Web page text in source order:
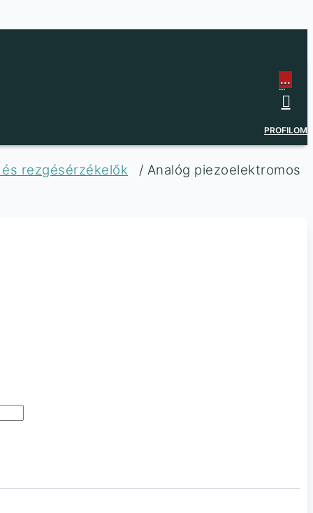
...
...
PROFILOM
rezgésérzékelők / Analóg piezoelektromos